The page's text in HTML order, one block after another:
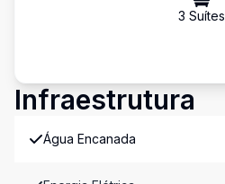
3 Suítes
Infraestrutura
Água Encanada